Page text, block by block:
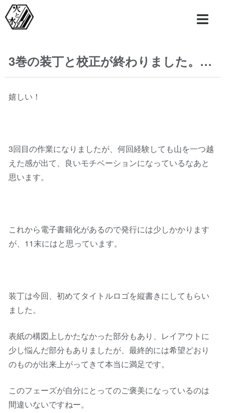
3巻の装丁と校正が終わりました。…
嬉しい！
3回目の作業になりましたが、何回経験しても山を一つ越
えた感が出て、良いモチベーションになっているなあと
思います。
これから電子書籍化があるので発行には少しかかります
が、11末にはと思っています。
装丁は今回、初めてタイトルロゴを縦書きにしてもらい
ました。
表紙の構図上しかたなかった部分もあり、レイアウトに
少し悩んだ部分もありましたが、最終的には希望どおり
のものが出来上がってきて本当に満足です。
このフェーズが自分にとってのご褒美になっているのは
間違いないですねー。